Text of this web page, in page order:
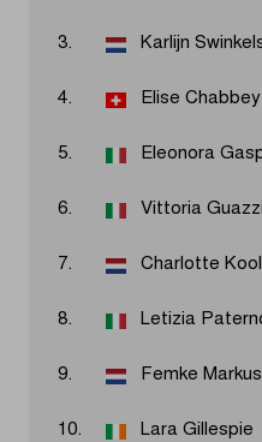
3. Karlijn
4. Elise Chabbey
5. Eleonora
6. Vittoria
7. Charlotte Kool
8. Letizia
9. Femke Markus
10. Lara Gillespie